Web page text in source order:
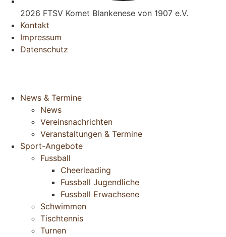
2026 FTSV Komet Blankenese von 1907 e.V.
Kontakt
Impressum
Datenschutz
News & Termine
News
Vereinsnachrichten
Veranstaltungen & Termine
Sport-Angebote
Fussball
Cheerleading
Fussball Jugendliche
Fussball Erwachsene
Schwimmen
Tischtennis
Turnen